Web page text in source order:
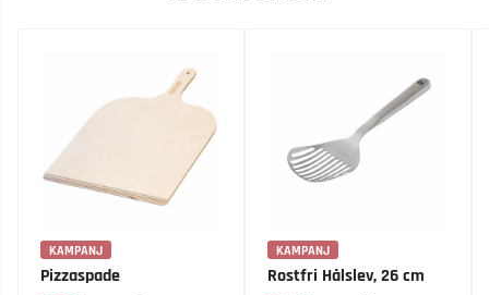
KAMPANJ
Pizzaspade
KAMPANJ
Rostfri Hålslev, 26 cm